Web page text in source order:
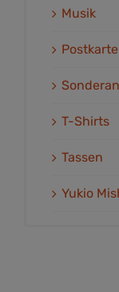
Musik
T-Shirts
Tassen
Yukio